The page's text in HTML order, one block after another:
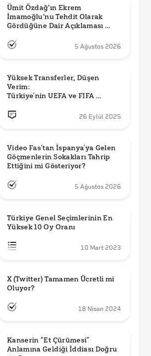
Ümit Özdağ'ın Ekrem
İmamoğlu'nu Tehdit Olarak
Gördüğüne Dair Açıklaması
5 Ağustos 2026
Yüksek Transferler, Düşen
Verim:
Türkiye’nin UEFA ve FIFA
26 Eylül 2025
Video Fas’tan İspanya’ya Gelen
Göçmenlerin Sokakları Tahrip
Ettiğini mi Gösteriyor?
5 Ağustos 2026
Türkiye Genel Seçimlerinin En
Yüksek 10 Oy Oranı
10 Mart 2023
X (Twitter) Tamamen Ücretli mi
Oluyor?
18 Nisan 2024
Kanserin “Et Çürümesi”
Anlamına Geldiği İddiası Doğru